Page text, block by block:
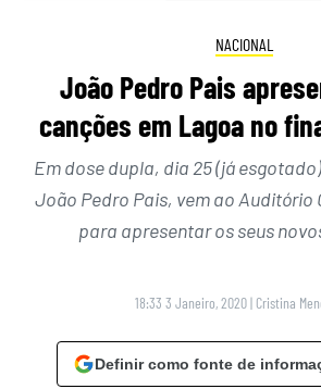
NACIONAL
João Pedro Pais
canções em Lagoa no
Em dose dupla, dia 25 (já
João Pedro Pais, vem ao Auditório
para apresentar os seus
18:33 3 Janeiro, 2020| Cristina
Definir como fonte de